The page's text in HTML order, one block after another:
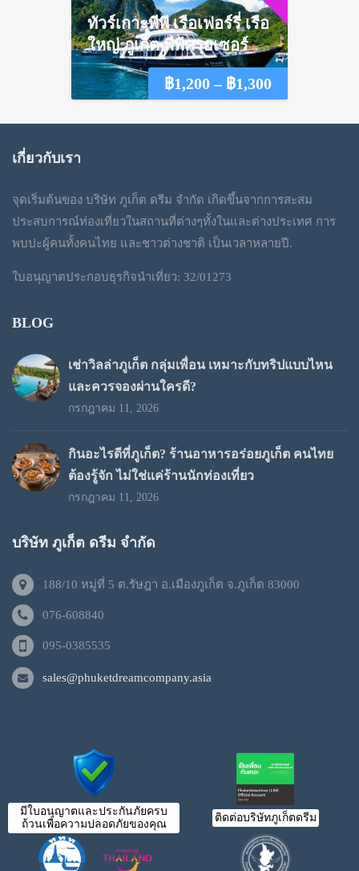
through
฿2,250
฿1,200 – ฿1,300Price
ทัวร์เกาะพีพี เรือเฟอร์รี่ เรือ
ใหญ่ ภูเก็ต พีพีครุยเซอร์
เกี่ยวกับเรา
จุดเริ่มต้นของ บริษัท ภูเก็ต ดรีม จำกัด เกิดขึ้นจากการสะสม
ประสบการณ์ท่องเที่ยวในสถานที่ต่างๆทั้งในและต่างประเทศ การ
พบปะผู้คนทั้งคนไทย และชาวต่างชาติ เป็นเวลาหลายปี.
ใบอนุญาตประกอบธุรกิจนำเที่ยว: 32/01273
BLOG
เช่าวิลล่าภูเก็ต กลุ่มเพื่อน เหมาะกับทริปแบบไหน
และควรจองผ่านใครดี?
กรกฎาคม 11, 2026
กินอะไรดีที่ภูเก็ต? ร้านอาหารอร่อยภูเก็ต คนไทย
ต้องรู้จัก ไม่ใช่แค่ร้านนักท่องเที่ยว
กรกฎาคม 11, 2026
บริษัท ภูเก็ต ดรีม จำกัด
188/10 หมู่ที่ 5 ต.รัษฎา อ.เมืองภูเก็ต จ.ภูเก็ต 83000
076-608840
095-0385535
sales@phuketdreamcompany.asia
มีใบอนุญาตและประกันภัยครบ
ถ้วนเพื่อความปลอดภัยของคุณ
ติดต่อบริษัทภูเก็ตดรีม